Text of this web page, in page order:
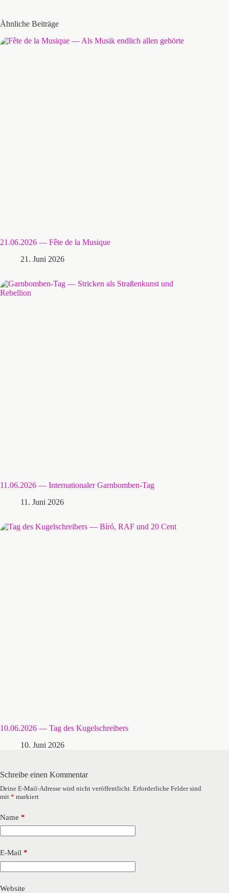
Ähnliche Beiträge
21.06.2026 — Fête de la Musique
21. Juni 2026
11.06.2026 — Internationaler Garnbomben-Tag
11. Juni 2026
10.06.2026 — Tag des Kugelschreibers
10. Juni 2026
Schreibe einen Kommentar
Deine E-Mail-Adresse wird nicht veröffentlicht. Erforderliche Felder sind
mit * markiert
Name *
E-Mail *
Website